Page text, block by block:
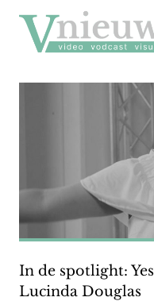
naar
inhoud
In de spotlight:
Lucinda Douglas